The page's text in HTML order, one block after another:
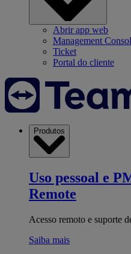
Abrir app web
Management
Ticket
Portal do cliente
Produtos
Uso pessoal e
Remote
Acesso remoto e suporte
Saiba mais